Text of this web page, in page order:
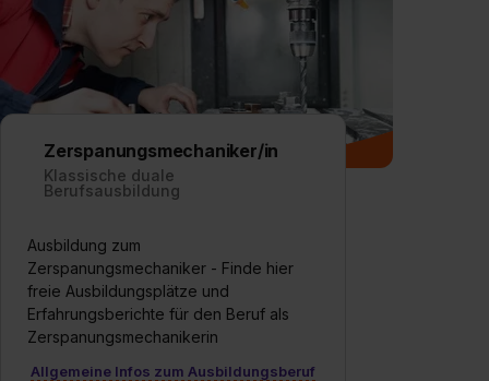
Zerspanungsmechaniker/in
Klassische duale
Berufsausbildung
Ausbildung zum
Zerspanungsmechaniker - Finde hier
freie Ausbildungsplätze und
Erfahrungsberichte für den Beruf als
Zerspanungsmechanikerin
Allgemeine Infos zum Ausbildungsberuf